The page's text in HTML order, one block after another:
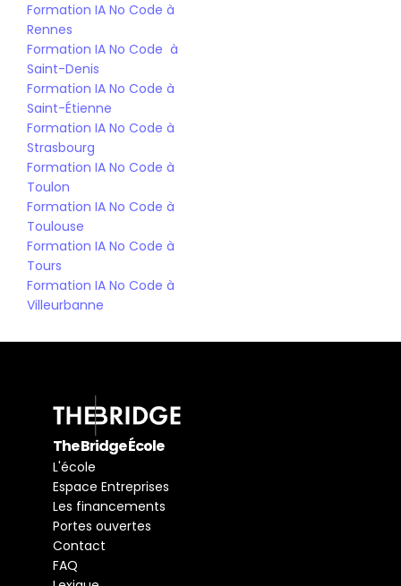
Formation IA No Code à
Rennes
Formation IA No Code  à
Saint-Denis
Formation IA No Code à
Saint-Étienne
Formation IA No Code à
Strasbourg
Formation IA No Code à
Toulon
Formation IA No Code à
Toulouse
Formation IA No Code à
Tours
Formation IA No Code à
Villeurbanne
The Bridge École
L'école
Espace Entreprises
Les financements
Portes ouvertes
Contact
FAQ